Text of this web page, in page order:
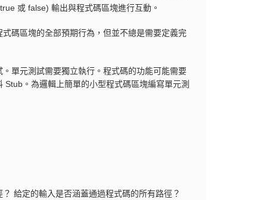
或 false) 輸出與程式碼區塊進行互動。
碼區塊的全部預期行為，但並不總是需要定義完
單元測試需要獨立執行。程式碼的功能可能需要
。為邏輯上簡單的小型程式碼區塊編寫單元測
給定的輸入是否涵蓋通過程式碼的所有路徑？